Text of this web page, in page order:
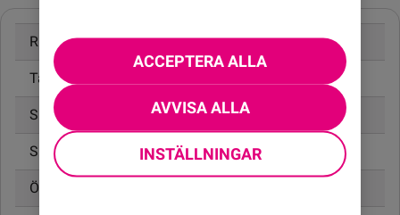
Ringa samtal 16,00 kr/min
Ta emot samtal
Skicka SMS 4,95 kr
Skicka MMS 6,00 kr
Öppningsavgift
ACCEPTERA ALLA
AVVISA ALLA
INSTÄLLNINGAR